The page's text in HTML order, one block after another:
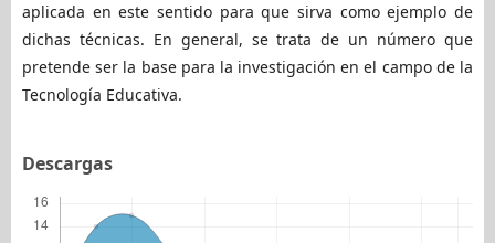
aplicada en este sentido para que sirva como ejemplo de
dichas técnicas. En general, se trata de un número que
pretende ser la base para la investigación en el campo de la
Tecnología Educativa.
Descargas